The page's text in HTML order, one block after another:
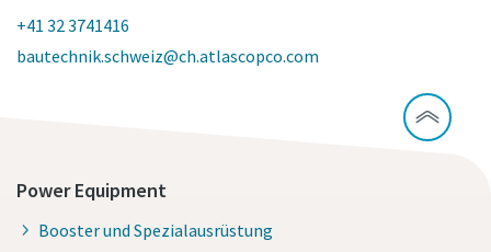
+41 32 3741416
bautechnik.schweiz@ch.atlascopco.com
Power Equipment
Booster und Spezialausrüstung